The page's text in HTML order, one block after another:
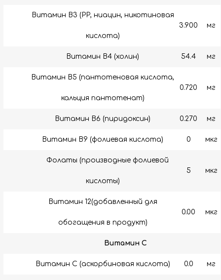
Витамин B3 (РР, ниацин, никотиновая
кислота)
3.900 мг
Витамин B4 (холин) 54.4 мг
Витамин B5 (пантотеновая кислота,
кальция пантотенат)
0.720 мг
Витамин B6 (пиридоксин) 0.270 мг
Витамин В9 (фолиевая кислота) 0 мкг
Фолаты (производные фолиевой
кислоты)
5 мкг
Витамин 12(добавленный для
обогащения в продукт)
0.00 мкг
Витамин C
Витамин C (аскорбиновая кислота) 0.0 мг